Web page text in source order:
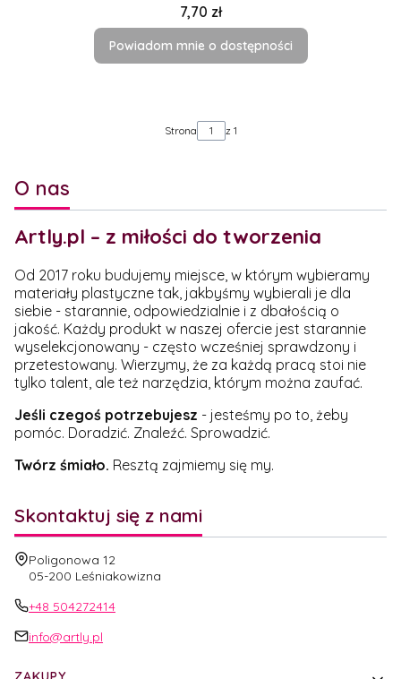
Cena
7,70 zł
Powiadom mnie o dostępności
Strona z 1
O nas
Artly.pl – z miłości do tworzenia
Od 2017 roku budujemy miejsce, w którym wybieramy
materiały plastyczne tak, jakbyśmy wybierali je dla
siebie - starannie, odpowiedzialnie i z dbałością o
jakość. Każdy produkt w naszej ofercie jest starannie
wyselekcjonowany - często wcześniej sprawdzony i
przetestowany. Wierzymy, że za każdą pracą stoi nie
tylko talent, ale też narzędzia, którym można zaufać.
Jeśli czegoś potrzebujesz - jesteśmy po to, żeby
pomóc. Doradzić. Znaleźć. Sprowadzić.
Twórz śmiało. Resztą zajmiemy się my.
Skontaktuj się z nami
Adres:
Poligonowa 12
05-200 Leśniakowizna
+48 504272414
info@artly.pl